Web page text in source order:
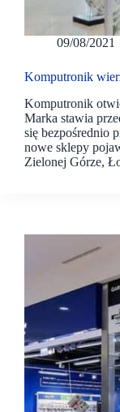
09/08/2021
Komputronik
Komputronik
Marka stawia
się bezpośrednio
nowe sklepy
Zielonej Górze,